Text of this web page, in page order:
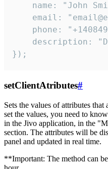
name: "John
email:
phone:
description:
});
setClientAtributes#
Sets the values ​​of attributes
set the values, you need to
in the Jivo application, in the
section. The attributes will be
panel and updated in real time.
**Important: The method can